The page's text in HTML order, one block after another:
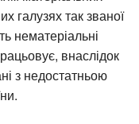
галузях так званої
нематеріальні
внаслідок
з недостатньою